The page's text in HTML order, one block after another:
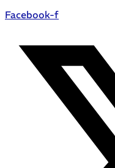
Facebook-f